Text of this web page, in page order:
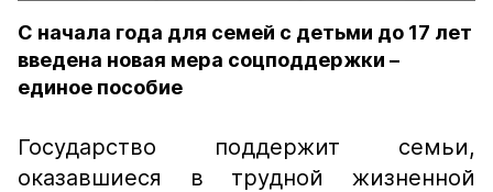
С начала года для семей с детьми до 17 лет
введена новая мера соцподдержки –
единое пособие
Государство поддержит семьи,
оказавшиеся в трудной жизненной